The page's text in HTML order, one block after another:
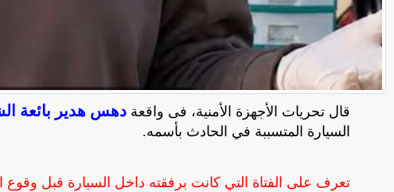
قال تحريات الأجهزة الأمنية، فى واقعة دهس هدير بائعة
السيارة المتسببة في الحادث بأسمه.
تعرف على الفتاة التي كانت برفقته داخل السيارة قبل وقوع